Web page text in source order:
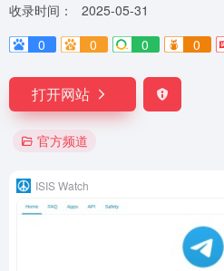
收录时间：
2025-05-31
0
0 0 0
打开网站
官方频道
ISIS Watch